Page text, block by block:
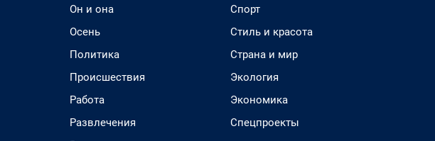
Он и она
Осень
Политика
Происшествия
Работа
Развлечения
Спорт
Стиль и красота
Страна и мир
Экология
Экономика
Спецпроекты